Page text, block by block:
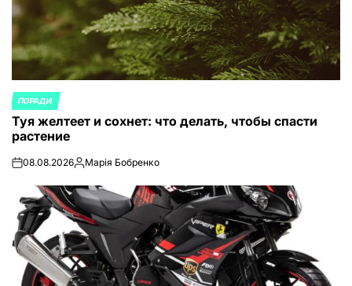
ОПУБЛИКОВАНО
В
ПОРАДИ
Туя желтеет и сохнет: что делать, чтобы спасти
растение
on08.08.2026Запись
Марія Бобренко